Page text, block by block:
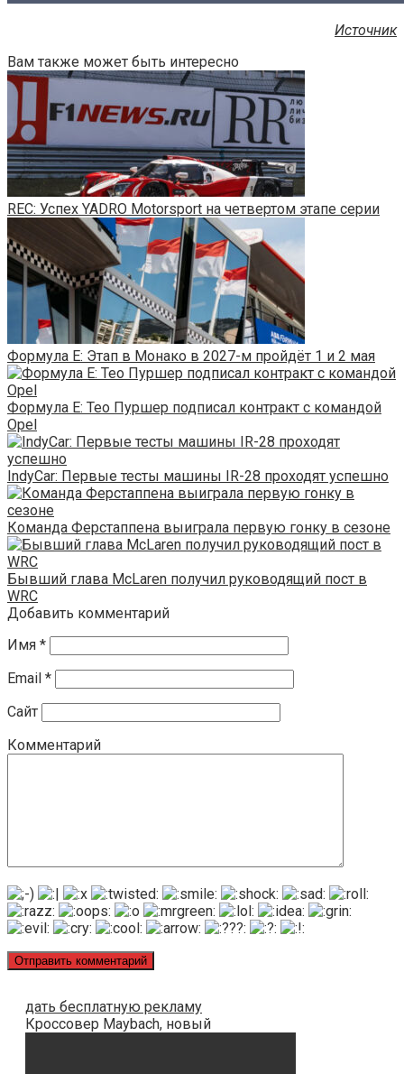
Источник
Вам также может быть интересно
REC: Успех YADRO Motorsport на четвертом этапе серии
Формула E: Этап в Монако в 2027-м пройдёт 1 и 2 мая
Формула E: Тео Пуршер подписал контракт с командой
Opel
IndyCar: Первые тесты машины IR-28 проходят успешно
Команда Ферстаппена выиграла первую гонку в сезоне
Бывший глава McLaren получил руководящий пост в
WRC
Добавить комментарий
Имя *
Email *
Сайт
Комментарий
дать бесплатную рекламу
Кроссовер Maybach, новый